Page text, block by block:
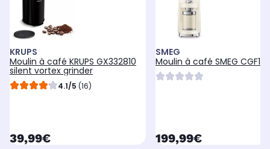
KRUPS
Moulin à café KRUPS GX332810
silent vortex grinder
4.1/5 (16)
currentPrice
39,99€
SMEG
Moulin à café SMEG
currentPrice
199,99€